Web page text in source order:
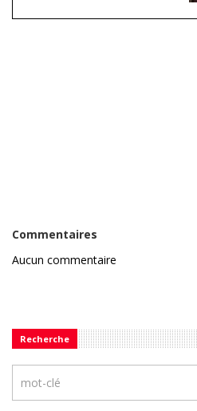
Commentaires
Aucun commentaire
Recherche